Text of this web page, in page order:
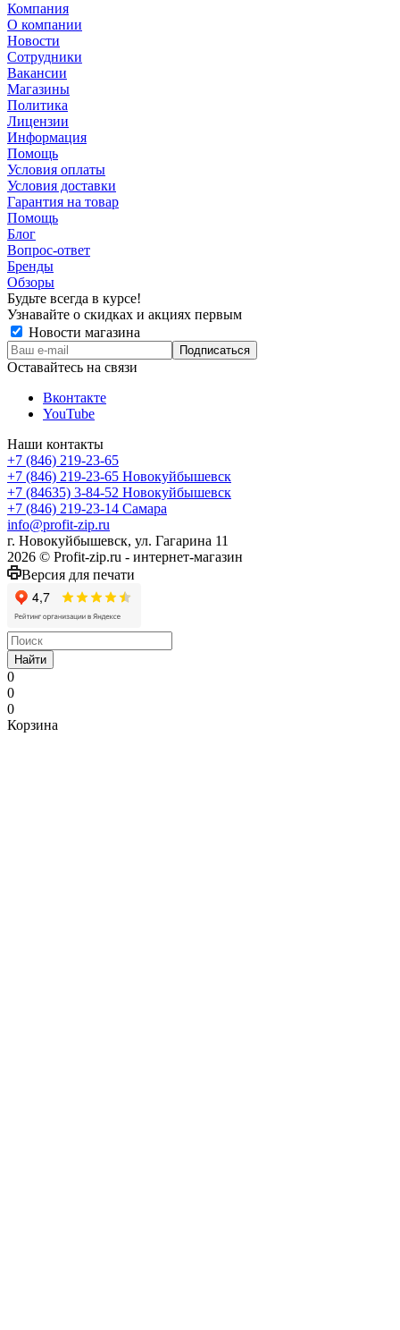
Компания
О компании
Новости
Сотрудники
Вакансии
Магазины
Политика
Лицензии
Информация
Помощь
Условия оплаты
Условия доставки
Гарантия на товар
Помощь
Блог
Вопрос-ответ
Бренды
Обзоры
Будьте всегда в курсе!
Узнавайте о скидках и акциях первым
Новости магазина
Оставайтесь на связи
Вконтакте
YouTube
Наши контакты
+7 (846) 219-23-65
+7 (846) 219-23-65 Новокуйбышевск
+7 (84635) 3-84-52 Новокуйбышевск
+7 (846) 219-23-14 Самара
info@profit-zip.ru
г. Новокуйбышевск, ул. Гагарина 11
2026 © Profit-zip.ru - интернет-магазин
Версия для печати
Найти
0
0
0
Корзина